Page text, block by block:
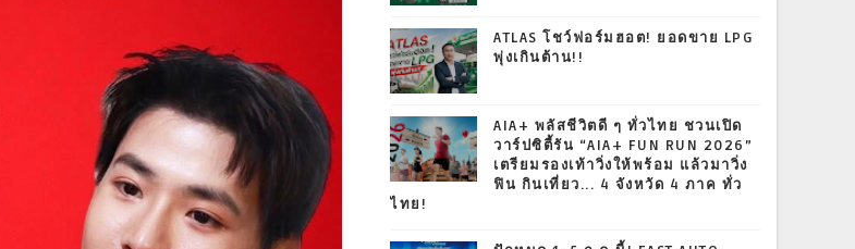
ATLAS โชว์ฟอร์มฮอต! ยอดขาย LPG
พุ่งเกินต้าน!!
AIA+ พลัสชีวิตดี ๆ ทั่วไทย ชวนเปิด
วาร์ปซิตี้รัน “AIA+ FUN RUN 2026”
เตรียมรองเท้าวิ่งให้พร้อม แล้วมาวิ่ง
ฟิน กินเที่ยว... 4 จังหวัด 4 ภาค ทั่ว
ไทย!